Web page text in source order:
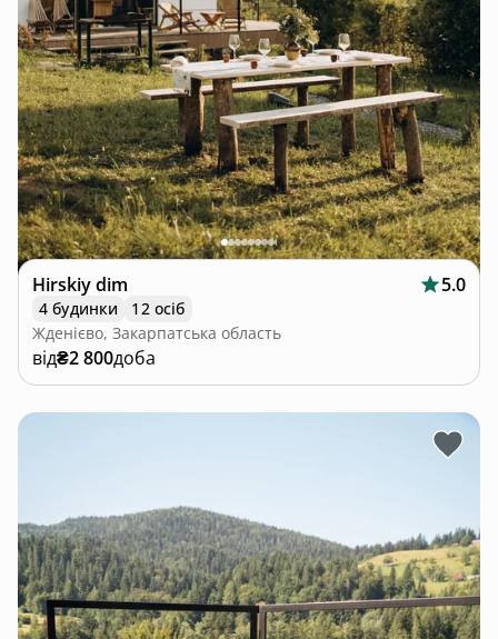
Hirskiy dim 5.0
4 будинки
12 осіб
Жденієво, Закарпатська область
від₴2 800доба